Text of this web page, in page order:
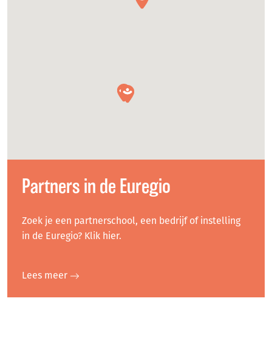
Partners in de Euregio
Zoek je een partnerschool, een bedrijf of instelling
in de Euregio? Klik hier.
Lees meer